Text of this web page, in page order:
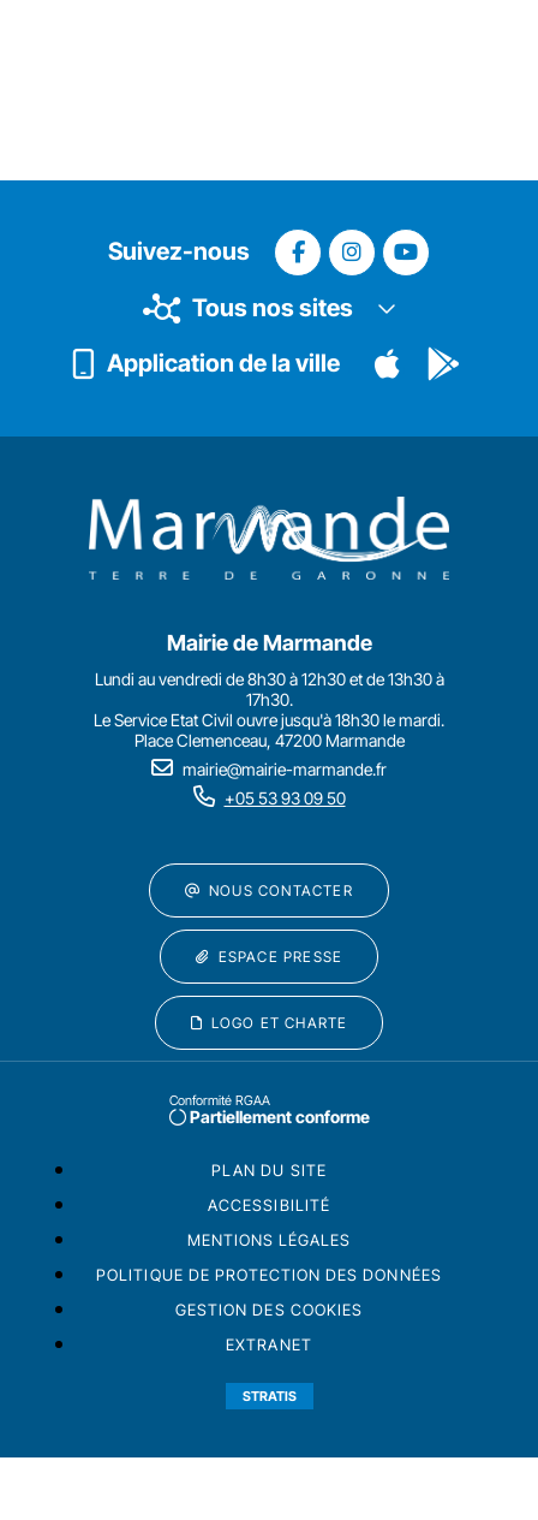
Suivez-nous
Tous nos sites
Application de la ville
Mairie de Marmande
Lundi au vendredi de 8h30 à 12h30 et de 13h30 à
17h30.
Le Service Etat Civil ouvre jusqu'à 18h30 le mardi.
Place Clemenceau, 47200 Marmande
mairie@mairie-marmande.fr
+05 53 93 09 50
NOUS CONTACTER
ESPACE PRESSE
LOGO ET CHARTE
Conformité RGAA
Partiellement conforme
PLAN DU SITE
ACCESSIBILITÉ
MENTIONS LÉGALES
POLITIQUE DE PROTECTION DES DONNÉES
GESTION DES COOKIES
EXTRANET
STRATIS